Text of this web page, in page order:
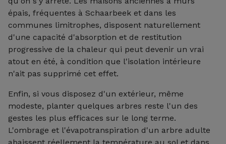
épais, fréquentes à Schaarbeek et dans les
communes limitrophes, disposent naturellement
d'une capacité d'absorption et de restitution
progressive de la chaleur qui peut devenir un vrai
atout en été, à condition que l'isolation intérieure
n'ait pas supprimé cet effet.
Enfin, si vous disposez d'un extérieur, même
modeste, planter quelques arbres reste l'un des
gestes les plus efficaces sur le long terme.
L'ombrage et l'évapotranspiration d'un arbre adulte